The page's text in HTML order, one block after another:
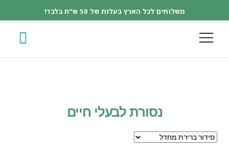
משלוחים לכל הארץ בעלות של 50 ש"ח בלבד!
נסורת לבעלי חיים